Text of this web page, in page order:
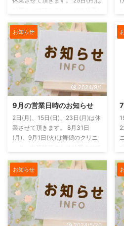
せていただく場合もありますので
ご予約の方はお早めにご連絡をお
願いいたします。 電話がつなが
らない場合もありますのでその場
合には、ご連絡はLINE または お
問い合わせフォーム からお願い
します。
お知らせ
2024/9/1
9月の営業日時のお知らせ
2日(月)、15日(日)、23日(月)は休
業させて頂きます。 8月31日
(月)、9月1日(火)は舞鶴のクリニ
ックへ出張施術のため休業させて
り早めに営業を終了させていただ
く場合もありますのでご予約の方
はお早めにご連絡をお願いいたし
ます。 電話がつながらない場合
もありますのでその場合には、ご
連絡はLINE または お問い合わせ
お知らせ